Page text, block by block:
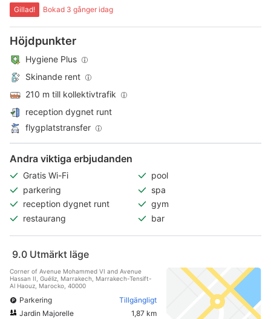
Gillad! Bokad 3 gånger idag
Höjdpunkter
Hygiene Plus
Skinande rent
210 m till kollektivtrafik
reception dygnet runt
flygplatstransfer
Andra viktiga erbjudanden
Gratis Wi-Fi
pool
parkering
spa
reception dygnet runt
gym
restaurang
bar
9.0 Utmärkt läge
Corner of Avenue Mohammed VI and Avenue
Hassan II, Guéliz, Marrakech, Marrakech-Tensift-
Al Haouz, Marocko, 40000
Parkering
Tillgängligt
Jardin Majorelle
1,87 km